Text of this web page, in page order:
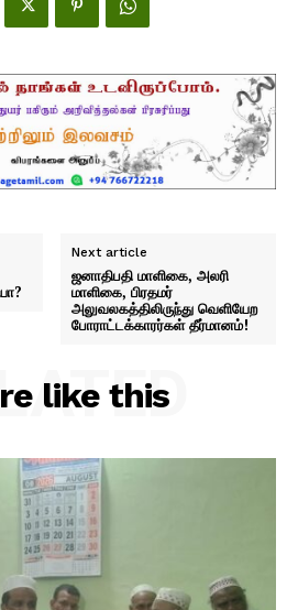
Next article
ஜனாதிபதி மாளிகை, அலரி
மாளிகை, பிரதமர்
அலுவலகத்திலிருந்து வெளியேற
போராட்டக்காரர்கள் தீர்மானம்!
like this